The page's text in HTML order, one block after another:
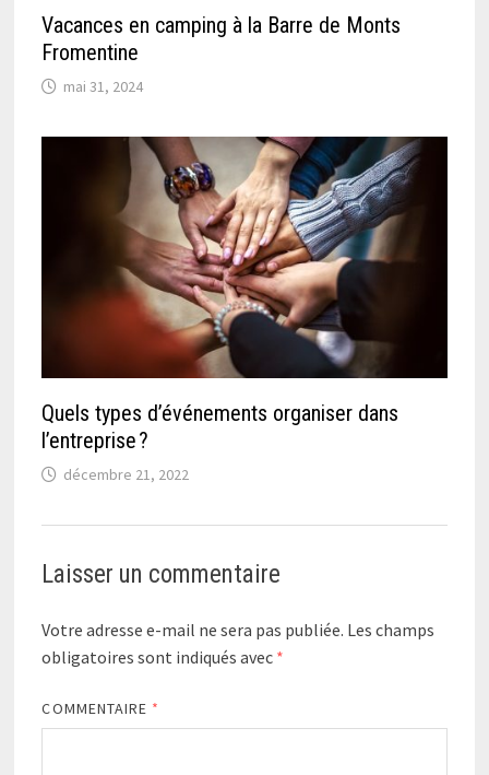
Vacances en camping à la Barre de Monts
Fromentine
mai 31, 2024
Quels types d’événements organiser dans
l’entreprise ?
décembre 21, 2022
Laisser un commentaire
Votre adresse e-mail ne sera pas publiée. Les champs
obligatoires sont indiqués avec *
COMMENTAIRE *